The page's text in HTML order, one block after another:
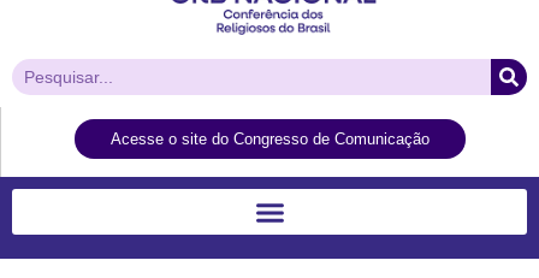
Acesse o site do Congresso de Comunicação